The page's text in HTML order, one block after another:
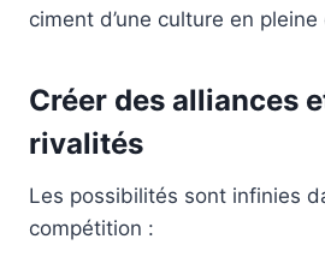
ciment d’une culture en
Créer des alliances
rivalités
Les possibilités sont infinies
compétition :